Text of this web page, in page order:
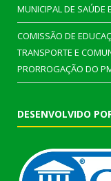
MUNICIPAL DE SAÚDE
COMISSÃO DE
TRANSPORTE E
PRORROGAÇÃO DO
DESENVOLVIDO